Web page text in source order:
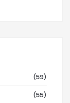
(59)
(55)